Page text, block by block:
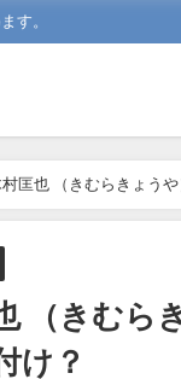
す。
村匡也 （きむらきょう
（きむら
け？